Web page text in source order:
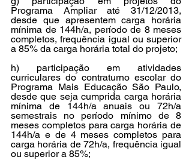
Programa Ampliar até 31/12/2013,
desde que apresentem carga horária
mínima de 144h/a, período de 8 meses
completos, frequência igual ou superior
a 85% da carga horária total do projeto;
h) participação em atividades
curriculares do contraturno escolar do
Programa Mais Educação São Paulo,
desde que seja cumprida carga horária
mínima de 144h/a anuais ou 72h/a
semestrais no período mínimo de 8
meses completos para carga horária de
144h/a e de 4 meses completos para
carga horária de 72h/a, frequência igual
ou superior a 85%;